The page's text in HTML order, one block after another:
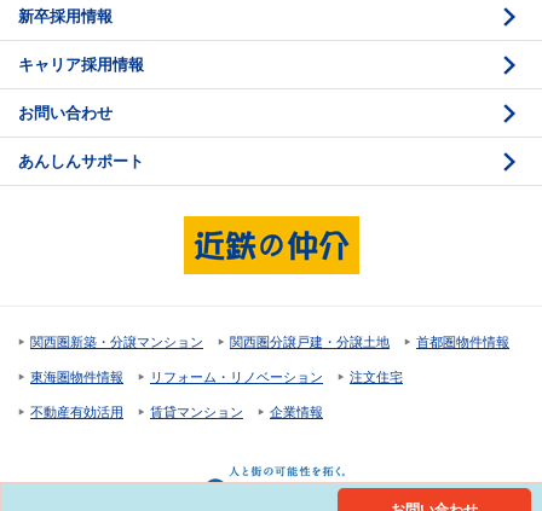
価格査定
媒介契約
売却活動
売却諸費用
住宅ローンの種類
返済計画
購入のスケジュール
物件資料の読み方 1
物件資料の読み方 2
現地見学のポイント
決済と引渡し 2
新卒採用情報
キャリア採用情報
お問い合わせ
あんしんサポート
関西圏新築・分譲マンション 関西圏分譲戸建・分譲土地 首都圏物件情報
東海圏物件情報 リフォーム・リノベーション 注文住宅
不動産有効活用 賃貸マンション 企業情報